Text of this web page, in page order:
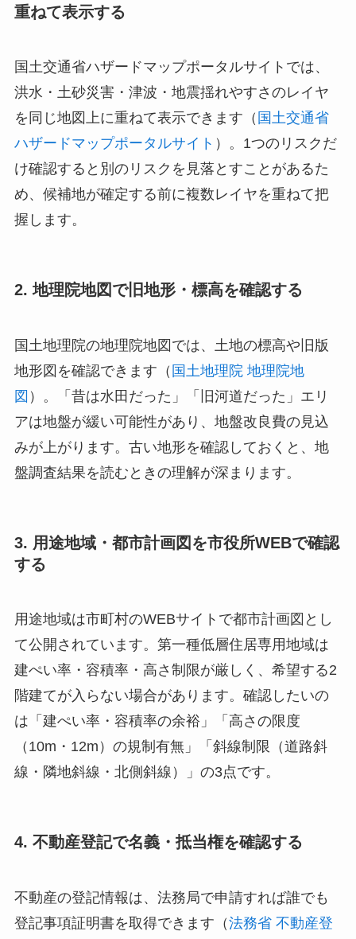
重ねて表示する
国土交通省ハザードマップポータルサイトでは、
洪水・土砂災害・津波・地震揺れやすさのレイヤ
を同じ地図上に重ねて表示できます（ 国土交通省
ハザードマップポータルサイト ）。1つのリスクだ
け確認すると別のリスクを見落とすことがあるた
め、候補地が確定する前に複数レイヤを重ねて把
握します。
2. 地理院地図で旧地形・標高を確認する
国土地理院の地理院地図では、土地の標高や旧版
地形図を確認できます（ 国土地理院 地理院地
図 ）。「昔は水田だった」「旧河道だった」エリ
アは地盤が緩い可能性があり、地盤改良費の見込
みが上がります。古い地形を確認しておくと、地
盤調査結果を読むときの理解が深まります。
3. 用途地域・都市計画図を市役所WEBで確認
する
用途地域は市町村のWEBサイトで都市計画図とし
て公開されています。第一種低層住居専用地域は
建ぺい率・容積率・高さ制限が厳しく、希望する2
階建てが入らない場合があります。確認したいの
は「建ぺい率・容積率の余裕」「高さの限度
（10m・12m）の規制有無」「斜線制限（道路斜
線・隣地斜線・北側斜線）」の3点です。
4. 不動産登記で名義・抵当権を確認する
不動産の登記情報は、法務局で申請すれば誰でも
登記事項証明書を取得できます（法務省 不動産登